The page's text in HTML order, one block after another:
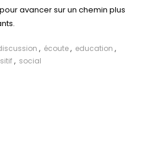
avancer sur un chemin plus
, écoute, education ,
, social